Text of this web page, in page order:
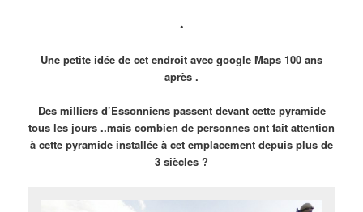
•
Une petite idée de cet endroit avec google Maps 100 ans
après .
Des milliers d’Essonnienspassent devant cette pyramide
tous les jours ..mais combien de personnes ont fait attention
à cette pyramide installée à cet emplacement depuis plus de
3 siècles ?